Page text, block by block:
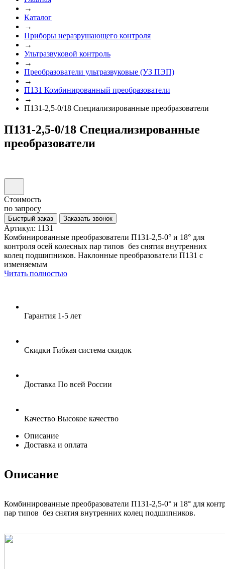
→
Каталог
→
Приборы неразрушающего контроля
→
Ультразвуковой контроль
→
Преобразователи ультразвуковые (УЗ ПЭП)
→
П131 Комбинированный преобразователи
→
П131-2,5-0/18 Специализированные преобразователи
П131-2,5-0/18 Специализированные
преобразователи
Стоимость
по запросу
Быстрый заказ Заказать звонок
Артикул: 1131
Комбинированные преобразователи П131-2,5-0° и 18° для
контроля осей колесных пар типов без снятия внутренних
колец подшипников. Наклонные преобразователи П131 с
изменяемым
Читать полностью
Гарантия 1-5 лет
Скидки Гибкая система скидок
Доставка По всей России
Качество Высокое качество
Описание
Доставка и оплата
Описание
Комбинированные преобразователи П131-2,5-0° и 18° для
пар типов без снятия внутренних колец подшипников.